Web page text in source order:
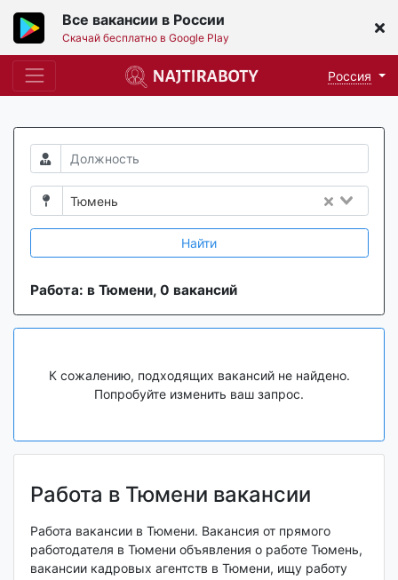
Все вакансии в России
Скачай бесплатно в Google Play
Россия
Тюмень
Найти
Работа: в Тюмени, 0 вакансий
К сожалению, подходящих вакансий не найдено.
Попробуйте изменить ваш запрос.
Работа в Тюмени вакансии
Работа вакансии в Тюмени. Вакансия от прямого
работодателя в Тюмени объявления о работе Тюмень,
вакансии кадровых агентств в Тюмени, ищу работу